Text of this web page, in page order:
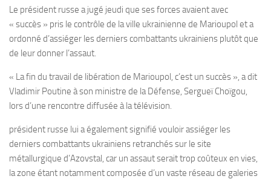
Le président russe a jugé jeudi que ses forces avaient avec
« succès » pris le contrôle de la ville ukrainienne de Marioupol et a
ordonné d’assiéger les derniers combattants ukrainiens plutôt que
de leur donner l’assaut.
« La fin du travail de libération de Marioupol, c’est un succès », a dit
Vladimir Poutine à son ministre de la Défense, Sergueï Choïgou,
lors d’une rencontre diffusée à la télévision.
président russe lui a également signifié vouloir assiéger les
derniers combattants ukrainiens retranchés sur le site
métallurgique d’Azovstal, car un assaut serait trop coûteux en vies,
la zone étant notamment composée d’un vaste réseau de galeries